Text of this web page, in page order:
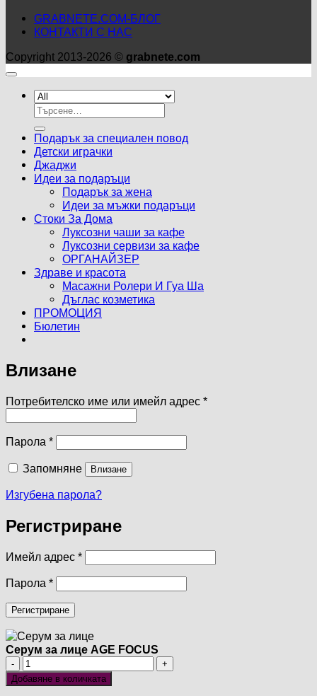
GRABNETE.COM-БЛОГ
КОНТАКТИ С НАС
Copyright 2013-2026 © grabnete.com
Търсене
за:
Подарък за специален повод
Детски играчки
Джаджи
Идеи за подаръци
Подарък за жена
Идеи за мъжки подаръци
Стоки За Дома
Луксозни чаши за кафе
Луксозни сервизи за кафе
ОРГАНАЙЗЕР
Здраве и красота
Масажни Ролери И Гуа Ша
Дъглас козметика
ПРОМОЦИЯ
Бюлетин
Влизане
Потребителско име или имейл адрес *Задължително
Парола *Задължително
Запомняне Влизане
Изгубена парола?
Регистриране
Имейл адрес *Задължително
Парола *Задължително
Регистриране
Серум за лице AGE FOCUS
количество
за
Серум
Добавяне в количката